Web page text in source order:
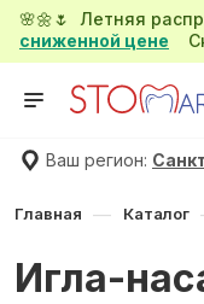
🌸🌼🌷 Летняя
сниженной цене
Ваш регион:
Главная — Каталог
Игла-